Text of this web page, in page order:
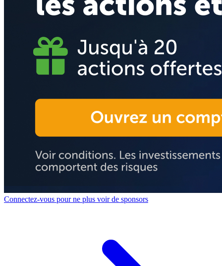
Connectez-vous pour ne plus voir de sponsors